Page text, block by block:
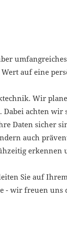
auf eine
Wir
achten wir
Daten sicher
auch
erkennen
Sie auf
- wir freuen